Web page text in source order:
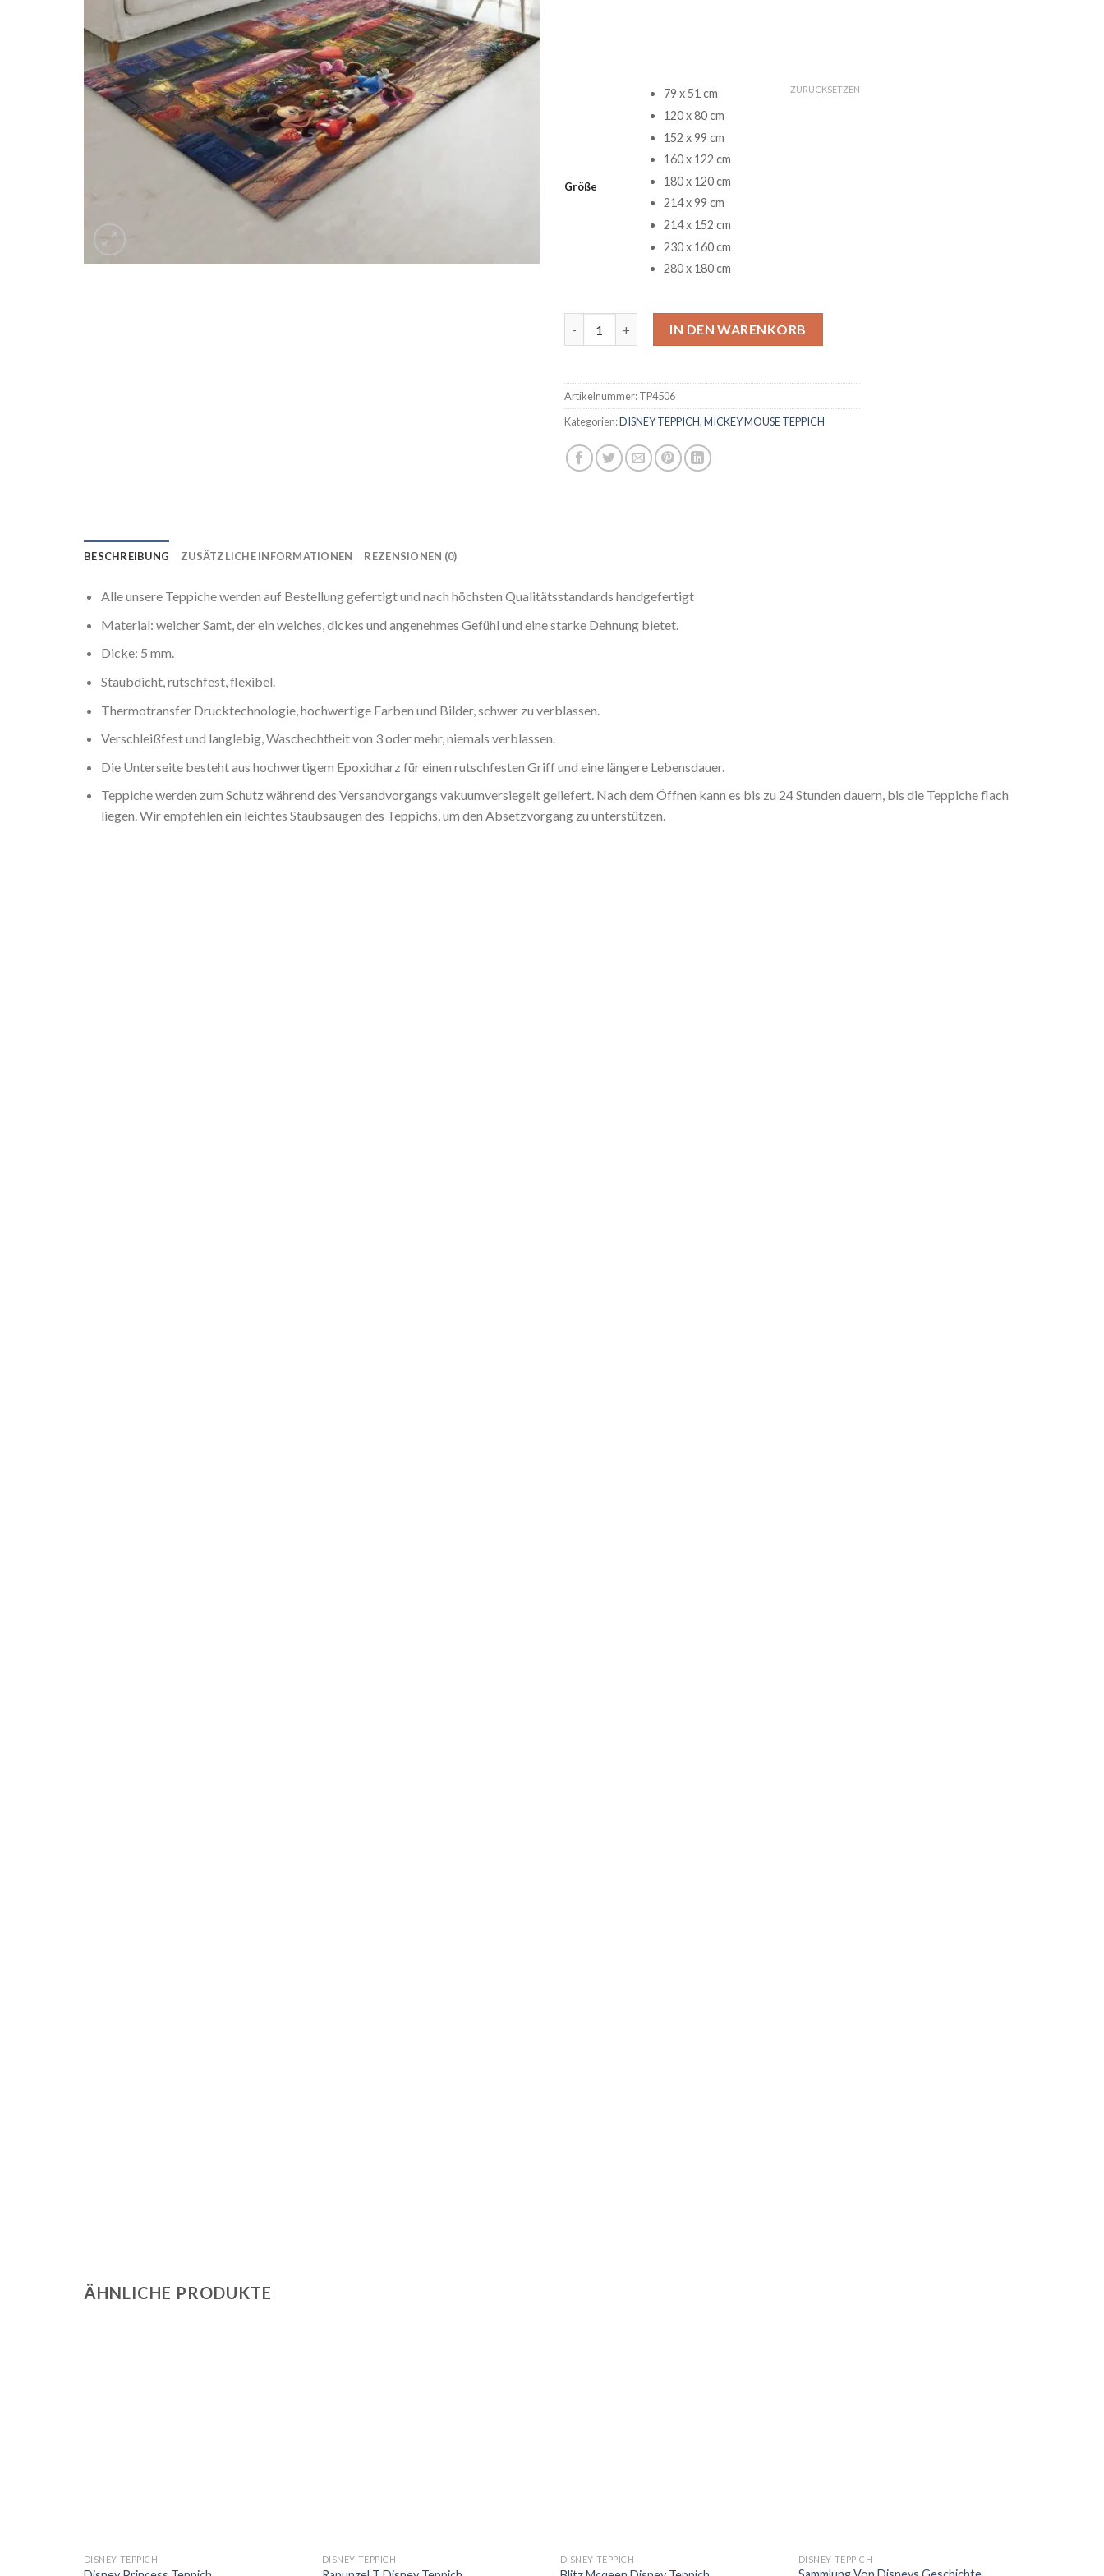
Größe
79 x 51 cm
120 x 80 cm
152 x 99 cm
160 x 122 cm
180 x 120 cm
214 x 99 cm
214 x 152 cm
230 x 160 cm
280 x 180 cm
ZURÜCKSETZEN
IN DEN WARENKORB
Artikelnummer:TP4506
Kategorien:DISNEY TEPPICH,MICKEY MOUSE TEPPICH
BESCHREIBUNG ZUSÄTZLICHE INFORMATIONEN REZENSIONEN (0)
Alle unsere Teppiche werden auf Bestellung gefertigt und nach höchsten Qualitätsstandards handgefertigt
Material: weicher Samt, der ein weiches, dickes und angenehmes Gefühl und eine starke Dehnung bietet.
Dicke: 5 mm.
Staubdicht, rutschfest, flexibel.
Thermotransfer Drucktechnologie, hochwertige Farben und Bilder, schwer zu verblassen.
Verschleißfest und langlebig, Waschechtheit von 3 oder mehr, niemals verblassen.
Die Unterseite besteht aus hochwertigem Epoxidharz für einen rutschfesten Griff und eine längere Lebensdauer.
Teppiche werden zum Schutz während des Versandvorgangs vakuumversiegelt geliefert. Nach dem Öffnen kann es bis zu 24 Stunden dauern, bis die Teppiche flach
liegen. Wir empfehlen ein leichtes Staubsaugen des Teppichs, um den Absetzvorgang zu unterstützen.
ÄHNLICHE PRODUKTE
DISNEY TEPPICH DISNEY TEPPICH DISNEY TEPPICH DISNEY TEPPICH